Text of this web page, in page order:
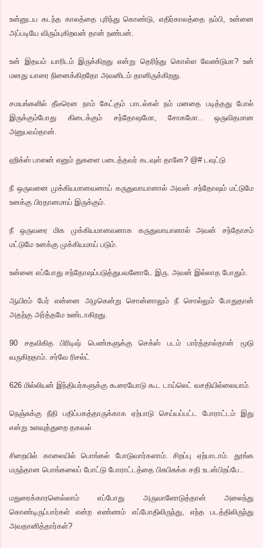
உன்னுடய கடந்த காலத்தை புரிந்து கொண்டு, எதிர்காலத்தை நம்பி, உன்னை
அப்படியே விரும்புகிறவன் தான் நண்பன்.
உன் இதயம் யாரிடம் இருக்கிறது என்று தெரிந்து கொள்ள வேண்டுமா? உன்
மனது யாரை நினைக்கிறதோ அவனிடம் தானிருக்கிறது.
சமயங்களில் தீடீரென நாம் கேட்கும் பாடல்கள் நம் மனதை படித்தது போல்
இருக்கும்போது கிடைக்கும் சந்தோஷமோ, சோகமோ.. ஒருவிதமான
அனுபவம்தான்.
ஹிக்ஸ் பாஸன் எனும் துகளை படைத்தவர் கடவுள் தானே? @# டவுட்டு
நீ ஒருவனை முக்கியமானவனாய் கருதுவாயானால் அவன் சந்தோஷம் மட்டுமே
உனக்கு பிரதானமாய் இருக்கும்.
நீ ஒருவரை மிக முக்கியமானவனாக கருதுவாயானால் அவன் சந்தோசம்
மட்டுமே உனக்கு முக்கியமாய் படும்.
உன்னை எப்போது சந்தோஷப்படுத்துபவனோடே இரு. அவன் இல்லாத போதும்.
ஆயிரம் பேர் என்னை அழகென்று சொன்னாலும் நீ சொல்லும் போதுதான்
அதற்கு அர்த்தமே உண்டாகிறது.
90 சதவிகித பிரிடிஷ் பெண்களுக்கு செக்ஸ் படம் பார்த்தால்தான் மூடு
வருகிறதாம். சர்வே ரிசல்ட்
626 மில்லியன் இந்தியர்களுக்கு கூரையோடு கூட டாய்லெட் வசதியில்லையாம்.
நெஞ்சுக்கு நீதி பதிப்பகத்தாருக்காக ஏற்பாடு செய்யப்பட்ட போராட்டம் இது
என்று உளவுத்துறை தகவல்
சிறையில் காலையில் பொங்கல் போடுவார்களாம். சிறப்பு ஏற்பாடாம். தூங்க
மருந்தான பொங்கலைப் போட்டு போராட்டத்தை பிசுபிசுக்க சதி உடன்பிறப்பே..
மதுரைக்காரனெல்லாம் எப்போது அருவாளோடுத்தான் அலைந்து
கொண்டிருப்பார்கள் என்ற எண்ணம் எப்போதிலிருந்து, எந்த படத்திலிருந்து
அவதானித்தார்கள்?